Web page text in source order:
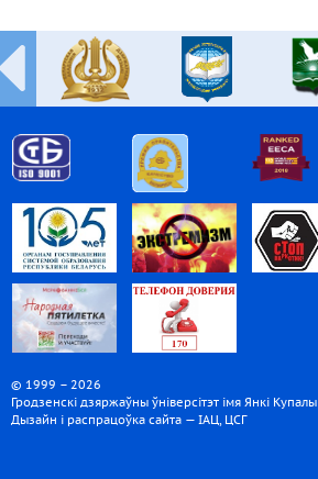
© 1999 – 2026
Гродзенскі дзяржаўны ўніверсітэт імя Янкі Купалы
Дызайн і распрацоўка сайта — ІАЦ, ЦСГ